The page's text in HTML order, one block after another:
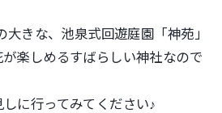
きな、池泉式回遊庭園「神苑」
楽しめるすばらしい神社なので
に行ってみてください♪